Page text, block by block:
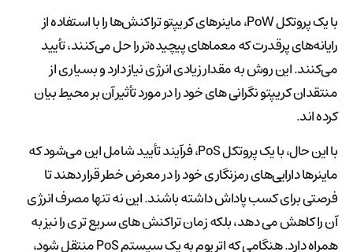
با یک پروتکل PoW، ماینرهای کریپتو تراکنش‌ها را با استفاده از
رایانه‌های پرقدرت که معماهای پیچیده‌تر را حل می‌کنند، تأیید
می‌کنند. این روش به مقدار زیادی انرژی نیاز دارد و بسیاری از
منتقدان کریپتو نگرانی های خود را در مورد تأثیر آن بر محیط بیان
کرده اند.
با این حال، با یک پروتکل PoS، فرآیند تأیید شامل این می‌شود که
ماینرها دارایی‌های رمزنگاری خود را در معرض خطر قرار دهند تا
فرصتی برای کسب پاداش داشته باشند. این نه تنها مصرف انرژی
آن را کاهش می دهد، بلکه زمان تراکنش های سریع تری را نیز به
همراه دارد. هنگامی که اتریوم به یک سیستم PoS منتقل شود،